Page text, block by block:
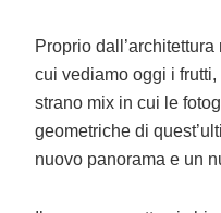
Proprio
cui vediamo oggi i
strano mix in cui le
geometriche di
nuovo panorama e un